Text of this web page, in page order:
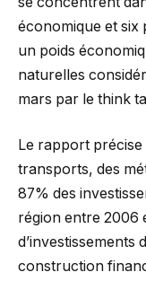
économique et six
un poids
naturelles
mars par le think
Le rapport précise
transports, des
87% des
région entre 2006
d’investissements
construction